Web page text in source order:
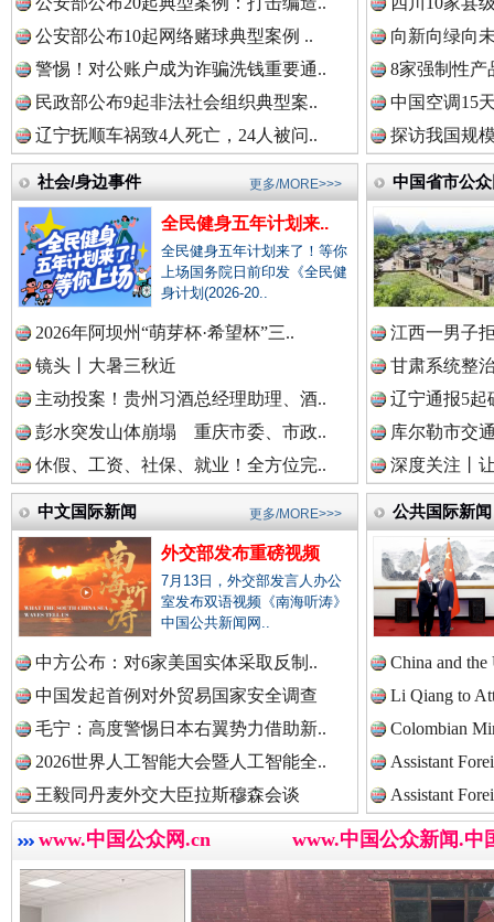
中国参政网.中
中国全民新闻网.
中国公众新闻网.
中国公民新闻网.
中国公共新闻网.
中国法制新闻网.
中国法治新闻网.
中国法院新闻网.
中国检察新闻网.
雄关漫道展新颜 “
衣柜里的秘密 高速路
春天里的科技盛宴
公安部公布10起网络赌球典型案例 ..
警惕！对公账户成为诈骗洗钱重要通..
民政部公布9起非法社会组织典型案..
辽宁抚顺车祸致4人死亡，24人被问..
向新向绿向
8家强制性产
中国空调15
探访我国规
社会/身边事件
全民健身五年计划来..
全民健身五年计划来了！等你
上场国务院日前印发《全民健
身计划(2026-20..
2026年阿坝州“萌芽杯·希望杯”三..
镜头丨大暑三秋近
主动投案！贵州习酒总经理助理、酒..
彭水突发山体崩塌 重庆市委、市政..
休假、工资、社保、就业！全方位完..
更多/MORE>>> 中国省市公
江西一男子
甘肃系统整
辽宁通报5起
库尔勒市交
深度关注丨
中文国际新闻
外交部发布重磅视频
7月13日，外交部发言人办公
室发布双语视频《南海听涛》
中国公共新闻网..
中方公布：对6家美国实体采取反制..
中国发起首例对外贸易国家安全调查
毛宁：高度警惕日本右翼势力借助新..
2026世界人工智能大会暨人工智能全..
王毅同丹麦外交大臣拉斯穆森会谈
更多/MORE>>> 公共国际新闻
China and
Li Qiang to
Colombian
Assistant
Assistant
www.中国公众网.cn www.中国公众新闻.中